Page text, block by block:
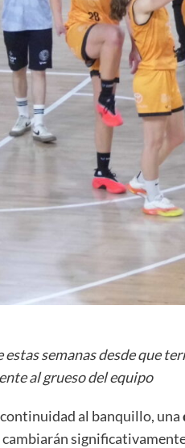
estas semanas desde que
al grueso del equipo
continuidad al banquillo, una